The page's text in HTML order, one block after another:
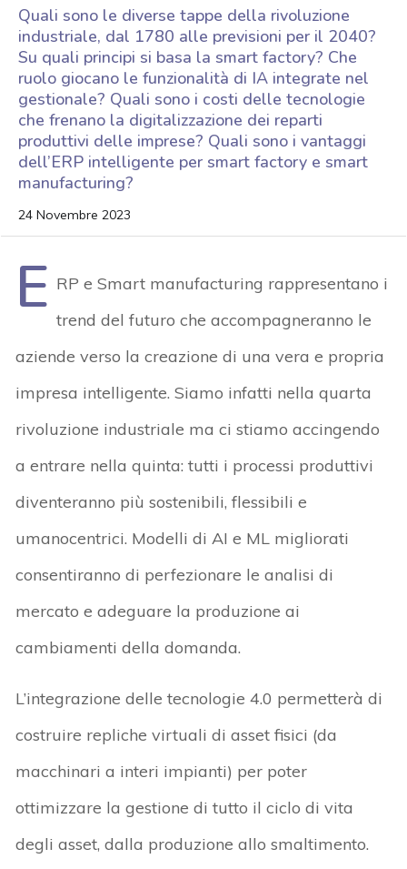
Quali sono le diverse tappe della rivoluzione
industriale, dal 1780 alle previsioni per il 2040?
Su quali principi si basa la smart factory? Che
ruolo giocano le funzionalità di IA integrate nel
gestionale? Quali sono i costi delle tecnologie
che frenano la digitalizzazione dei reparti
produttivi delle imprese? Quali sono i vantaggi
dell’ERP intelligente per smart factory e smart
manufacturing?
24 Novembre 2023
E RP e Smart manufacturing rappresentano i
trend del futuro che accompagneranno le
aziende verso la creazione di una vera e propria
impresa intelligente. Siamo infatti nella quarta
rivoluzione industriale ma ci stiamo accingendo
a entrare nella quinta: tutti i processi produttivi
diventeranno più sostenibili, flessibili e
umanocentrici. Modelli di AI e ML migliorati
consentiranno di perfezionare le analisi di
mercato e adeguare la produzione ai
cambiamenti della domanda.
L’integrazione delle tecnologie 4.0 permetterà di
costruire repliche virtuali di asset fisici (da
macchinari a interi impianti) per poter
ottimizzare la gestione di tutto il ciclo di vita
degli asset, dalla produzione allo smaltimento.